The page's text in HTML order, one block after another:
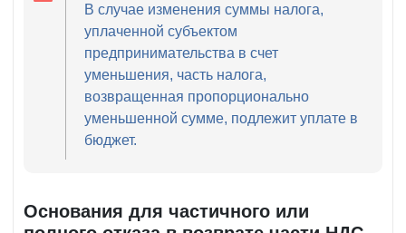
В случае изменения суммы налога,
уплаченной субъектом
предпринимательства в счет
уменьшения, часть налога,
возвращенная пропорционально
уменьшенной сумме, подлежит уплате в
бюджет.
Основания для частичного или